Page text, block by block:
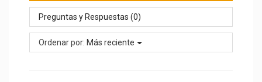
Preguntas y Respuestas (0)
Ordenar por: Más reciente